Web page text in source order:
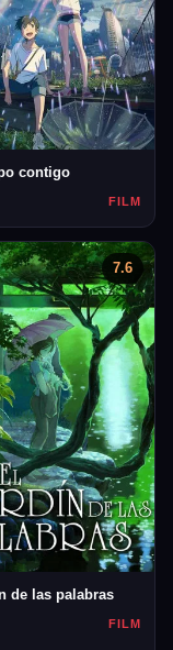
contigo
FILM
7.6
de las palabras
FILM